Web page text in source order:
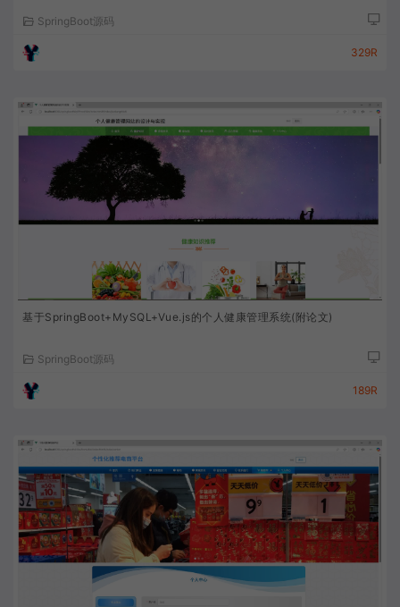
SpringBoot源码
329R
基于SpringBoot+MySQL+Vue.js的个人健康管理系统(附论文)
SpringBoot源码
189R